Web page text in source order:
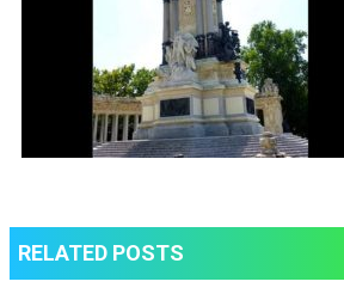
RELATED POSTS